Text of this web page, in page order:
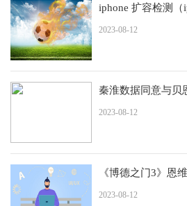
iphone 扩容检测（
2023-08-12
秦淮数据同意与贝
2023-08-12
《博德之门3》恩
2023-08-12